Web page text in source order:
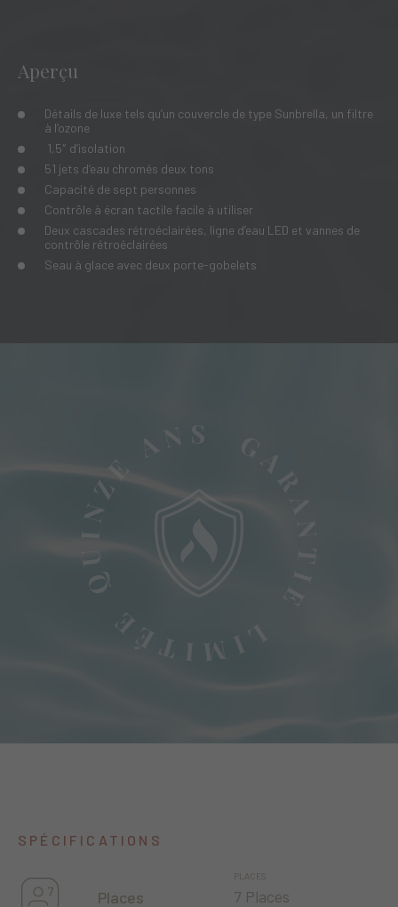
Aperçu
Détails de luxe tels qu’un couvercle de type Sunbrella, un filtre
à l’ozone
1,5″ d’isolation
51 jets d’eau chromés deux tons
Capacité de sept personnes
Contrôle à écran tactile facile à utiliser
Deux cascades rétroéclairées, ligne d’eau LED et vannes de
contrôle rétroéclairées
Seau à glace avec deux porte-gobelets
SPÉCIFICATIONS
Places
PLACES
7 Places